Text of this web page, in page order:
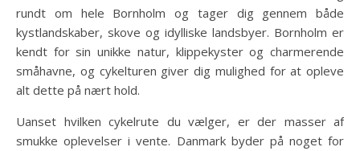
rundt om hele Bornholm og tager dig gennem både
kystlandskaber, skove og idylliske landsbyer. Bornholm er
kendt for sin unikke natur, klippekyster og charmerende
småhavne, og cykelturen giver dig mulighed for at opleve
alt dette på nært hold.
Uanset hvilken cykelrute du vælger, er der masser af
smukke oplevelser i vente. Danmark byder på noget for